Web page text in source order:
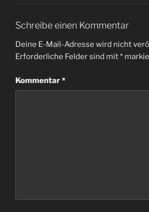
Schreibe einen Kommentar
Deine E-Mail-Adresse wird nicht
Erforderliche Felder sind mit*
Kommentar*